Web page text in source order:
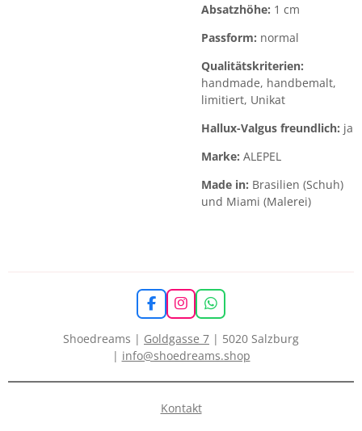
Absatzhöhe: 1 cm
Passform: normal
Qualitätskriterien:
handmade, handbemalt,
limitiert, Unikat
Hallux-Valgus freundlich: ja
Marke: ALEPEL
Made in: Brasilien (Schuh)
und Miami (Malerei)
F
a
c
e
b
o
I
n
s
t
a
r
m
W
h
a
s
p
Shoedreams | Goldgasse 7 | 5020 Salzburg
| info@shoedreams.shop
Kontakt